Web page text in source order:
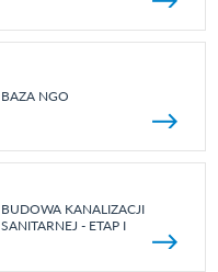
BAZA NGO
BUDOWA KANALIZACJI
SANITARNEJ - ETAP I